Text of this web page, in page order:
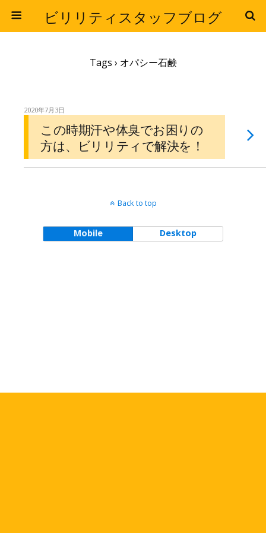
ビリリティスタッフブログ
Tags › オパシー石鹸
2020年7月3日
この時期汗や体臭でお困りの
方は、ビリリティで解決を！
Back to top
Mobile Desktop